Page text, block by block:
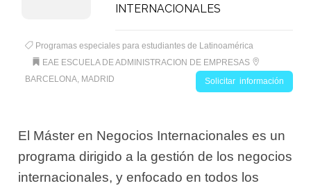
INTERNACIONALES
Programas especiales para estudiantes de Latinoamérica
EAE ESCUELA DE ADMINISTRACION DE EMPRESAS
BARCELONA, MADRID
Solicitar información
El Máster en Negocios Internacionales es un
programa dirigido a la gestión de los negocios
internacionales, y enfocado en todos los